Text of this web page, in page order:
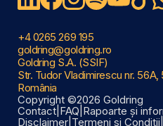
+4 0265 269 195
goldring@goldring.ro
Goldring S.A. (SSIF)
Str. Tudor Vladimirescu nr.
România
Copyright ©2026 Goldring
Contact FAQ Rapoarte și
Disclaimer Termeni și Condiții